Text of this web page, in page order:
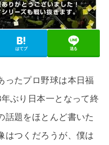
はてブ 送る
ったプロ野球は本日福
ぶり日本一となって終
話題をほとんど書いた
はつくだろうが、僕は